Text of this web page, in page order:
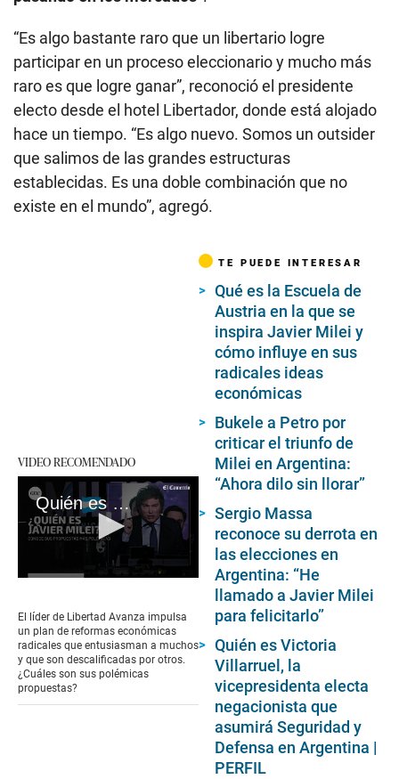
“Es algo bastante raro que un libertario logre
participar en un proceso eleccionario y mucho más
raro es que logre ganar”, reconoció el presidente
electo desde el hotel Libertador, donde está alojado
hace un tiempo. “Es algo nuevo. Somos un outsider
que salimos de las grandes estructuras
establecidas. Es una doble combinación que no
existe en el mundo”, agregó.
VIDEO RECOMENDADO
Quién es Javier Milei y cuáles son las polémicas propuestas con las que ganó las primarias en Argentina
of
5
minutes,
50
seconds
El líder de Libertad Avanza impulsa
un plan de reformas económicas
radicales que entusiasman a muchos
y que son descalificadas por otros.
¿Cuáles son sus polémicas
propuestas?
TE PUEDE INTERESAR
Qué es la Escuela de
Austria en la que se
inspira Javier Milei y
cómo influye en sus
radicales ideas
económicas
Bukele a Petro por
criticar el triunfo de
Milei en Argentina:
“Ahora dilo sin llorar”
Sergio Massa
reconoce su derrota en
las elecciones en
Argentina: “He
llamado a Javier Milei
para felicitarlo”
Quién es Victoria
Villarruel, la
vicepresidenta electa
negacionista que
asumirá Seguridad y
Defensa en Argentina |
PERFIL